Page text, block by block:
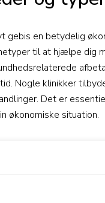
gebis en betydelig
til at hjælpe
Nogle klinikker
Det er
økonomiske situation.